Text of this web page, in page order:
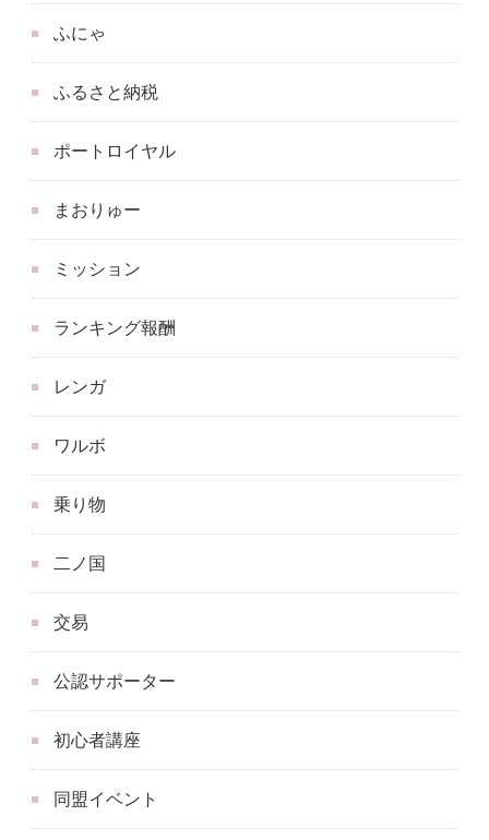
ふにゃ
ふるさと納税
ポートロイヤル
まおりゅー
ミッション
ランキング報酬
レンガ
ワルボ
乗り物
二ノ国
交易
公認サポーター
初心者講座
同盟イベント